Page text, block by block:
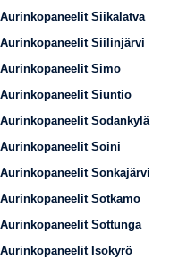
Aurinkopaneelit Siikalatva
Aurinkopaneelit Siilinjärvi
Aurinkopaneelit Simo
Aurinkopaneelit Siuntio
Aurinkopaneelit Sodankylä
Aurinkopaneelit Soini
Aurinkopaneelit Sonkajärvi
Aurinkopaneelit Sotkamo
Aurinkopaneelit Sottunga
Aurinkopaneelit Isokyrö